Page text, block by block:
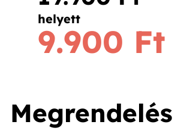
helyett
9.900 Ft
Megrendelés